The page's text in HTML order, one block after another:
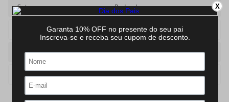
Caixa Redonda
Aco
Cor Prateado
Cor Pulseira Prata
X